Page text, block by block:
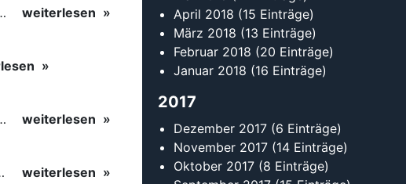
Juni 2017(12 Einträge)
Mai 2017(8 Einträge)
April 2017(17 Einträge)
März 2017(15 Einträge)
Kontakt
Tanzsportverband Baden-